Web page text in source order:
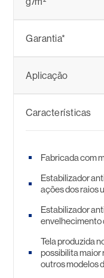
Garantia*
Aplicação
Características
Fabricada com
Estabilizador
ações dos raios
Estabilizador
envelhecimento
Tela produzida
possibilita maior
outros modelos